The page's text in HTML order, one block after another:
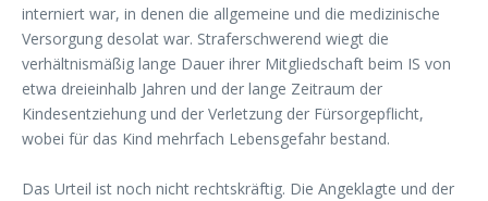
interniert war, in denen die allgemeine und die medizinische
Versorgung desolat war. Straferschwerend wiegt die
verhältnismäßig lange Dauer ihrer Mitgliedschaft beim IS von
etwa dreieinhalb Jahren und der lange Zeitraum der
Kindesentziehung und der Verletzung der Fürsorgepflicht,
wobei für das Kind mehrfach Lebensgefahr bestand.
Das Urteil ist noch nicht rechtskräftig. Die Angeklagte und der